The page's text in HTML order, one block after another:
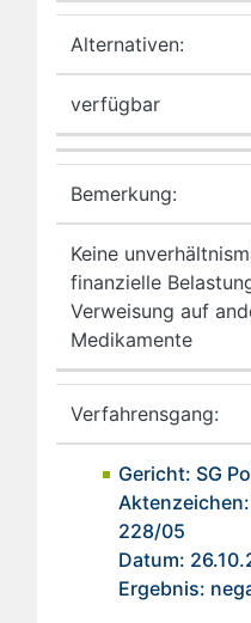
Alternativen:
verfügbar
Bemerkung:
Keine
finanzielle
Verweisung auf
Medikamente
Verfahrensgang:
Gericht: SG
Aktenzeichen:
228/05
Datum:
Ergebnis: